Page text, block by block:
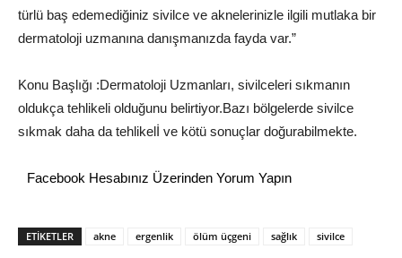
türlü baş edemediğiniz sivilce ve aknelerinizle ilgili mutlaka bir
dermatoloji uzmanına danışmanızda fayda var.”
Konu Başlığı :Dermatoloji Uzmanları, sivilceleri sıkmanın
oldukça tehlikeli olduğunu belirtiyor.Bazı bölgelerde sivilce
sıkmak daha da tehlikelİ ve kötü sonuçlar doğurabilmekte.
Facebook Hesabınız Üzerinden Yorum Yapın
ETİKETLER akne ergenlik ölüm üçgeni sağlık sivilce